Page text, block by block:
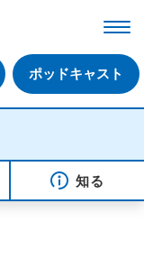
ポッドキャスト
知る